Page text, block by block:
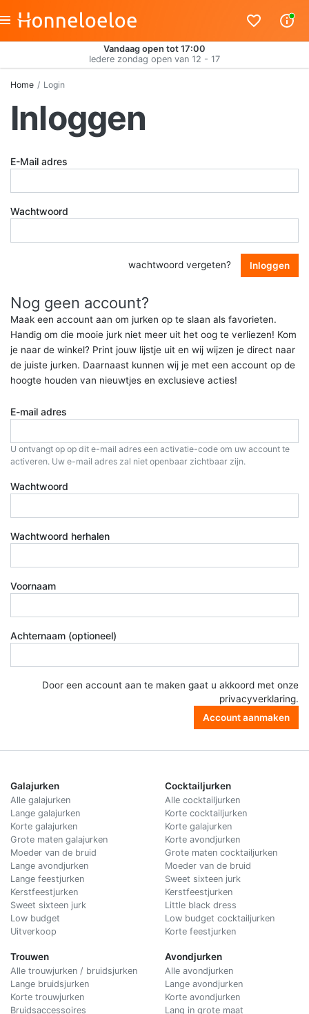
Vandaag open tot 17:00
Iedere zondag open van 12 - 17
Home Login
Inloggen
E-Mail adres
Wachtwoord
wachtwoord vergeten? Inloggen
Nog geen account?
Maak een account aan om jurken op te slaan als favorieten.
Handig om die mooie jurk niet meer uit het oog te verliezen! Kom
je naar de winkel? Print jouw lijstje uit en wij wijzen je direct naar
de juiste jurken. Daarnaast kunnen wij je met een account op de
hoogte houden van nieuwtjes en exclusieve acties!
E-mail adres
U ontvangt op op dit e-mail adres een activatie-code om uw account te
activeren. Uw e-mail adres zal niet openbaar zichtbaar zijn.
Wachtwoord
Wachtwoord herhalen
Voornaam
Achternaam (optioneel)
Door een account aan te maken gaat u akkoord met onze
privacyverklaring.
Account aanmaken
Galajurken
Alle galajurken
Lange galajurken
Korte galajurken
Grote maten galajurken
Moeder van de bruid
Lange avondjurken
Lange feestjurken
Kerstfeestjurken
Sweet sixteen jurk
Low budget
Uitverkoop
Trouwen
Alle trouwjurken / bruidsjurken
Lange bruidsjurken
Korte trouwjurken
Bruidsaccessoires
Cocktailjurken
Alle cocktailjurken
Korte cocktailjurken
Korte galajurken
Korte avondjurken
Grote maten cocktailjurken
Moeder van de bruid
Sweet sixteen jurk
Kerstfeestjurken
Little black dress
Low budget cocktailjurken
Korte feestjurken
Avondjurken
Alle avondjurken
Lange avondjurken
Korte avondjurken
Lang in grote maat